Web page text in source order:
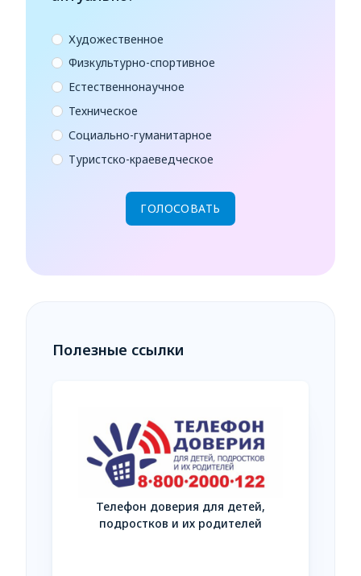
Художественное
Физкультурно-спортивное
Естественнонаучное
Техническое
Социально-гуманитарное
Туристско-краеведческое
Полезные ссылки
Телефон доверия для детей,
подростков и их родителей